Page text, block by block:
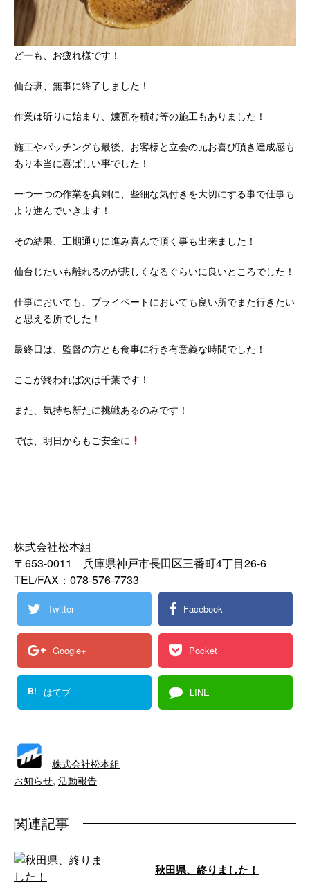
どーも、お疲れ様です！
仙台班、無事に終了しました！
作業は斫りに始まり、煉瓦を積む等の施工もありました！
施工やパッチングも最後、お客様と立会の元お喜び頂き達成感も
あり本当に喜ばしい事でした！
一つ一つの作業を真剣に、些細な気付きを大切にする事で仕事も
より進んでいきます！
その結果、工期通りに進み喜んで頂く事も出来ました！
仙台じたいも離れるのが悲しくなるぐらいに良いところでした！
仕事においても、プライベートにおいても良い所でまた行きたい
と思える所でした！
最終日は、監督の方とも食事に行き有意義な時間でした！
ここが終われば次は千葉です！
また、気持ち新たに挑戦あるのみです！
では、明日からもご安全に
株式会社松本組
〒653-0011 兵庫県神戸市長田区三番町4丁目26‐6
TEL/FAX：078-576-7733
Twitter Facebook
Google+ Pocket
B! はてブ LINE
株式会社松本組
お知らせ, 活動報告
関連記事
秋田県、終りました！